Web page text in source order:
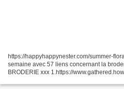
https://happyhappynester.com/summer-
semaine avec 57 liens concernant la
BRODERIE xxx 1.https://